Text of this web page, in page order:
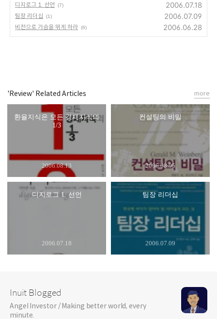
디지로그 1. 선언 (7) 2006.07.18
팀장 리더십 (1) 2006.07.09
비전으로 가슴을 뛰게 하라 (6) 2006.06.28
'Review' Related Articles
환율지식은 모든 경제지식의
1/3
2006.08.13
컨설팅의 비밀
2006.08.05
디지로그 1. 선언
2006.07.18
팀장 리더십
2006.07.09
more
Inuit Blogged
Angel Investor / Making better world, every
minute.